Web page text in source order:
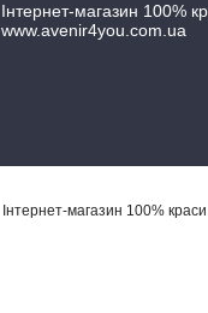
Інтернет-магазин 100%
www.avenir4you.com.ua